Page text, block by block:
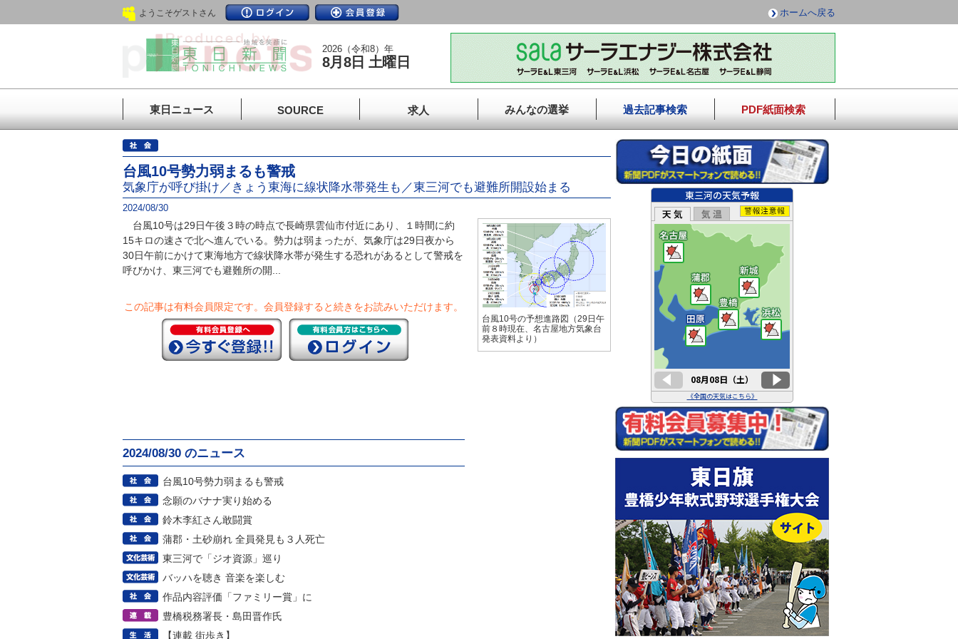
ようこそゲストさん ホームへ戻る
2026（令和8）年
8月8日 土曜日
東日ニュース SOURCE 求人 みんなの選挙 過去記事検索 PDF紙面検索
台風10号勢力弱まるも警戒
気象庁が呼び掛け／きょう東海に線状降水帯発生も／東三河でも避難所開設始まる
2024/08/30
台風10号は29日午後３時の時点で長崎県雲仙市付近にあり、１時間に約
15キロの速さで北へ進んでいる。勢力は弱まったが、気象庁は29日夜から
30日午前にかけて東海地方で線状降水帯が発生する恐れがあるとして警戒を
呼びかけ、東三河でも避難所の開...
この記事は有料会員限定です。 会員登録すると続きをお読みいただけます。
2024/08/30 のニュース
台風10号勢力弱まるも警戒
念願のバナナ実り始める
鈴木李紅さん敢闘賞
蒲郡・土砂崩れ 全員発見も３人死亡
東三河で「ジオ資源」巡り
バッハを聴き 音楽を楽しむ
作品内容評価「ファミリー賞」に
豊橋税務署長・島田晋作氏
【連載 街歩き】
台風10号の予想進路図（29日午
前８時現在、名古屋地方気象台
発表資料より）